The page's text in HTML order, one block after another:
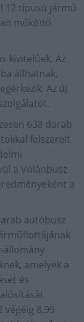
12 típusú jármű
működő
kivitelűek. Az
állhatnak,
Az új
638 darab
felszerelt
a Volánbusz
a
autóbusz
állomány
amelyek a
és
végéig 8,99